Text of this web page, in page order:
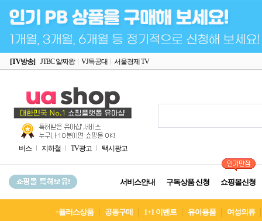
[TV방송] JTBC 알짜왕 VJ특공대 서울경제 TV
버스 지하철 TV광고 택시광고
서비스안내 구독상품 신청 쇼핑몰신청
+플러스상품 공동구매 1+1 이벤트 유아용품 여성의류